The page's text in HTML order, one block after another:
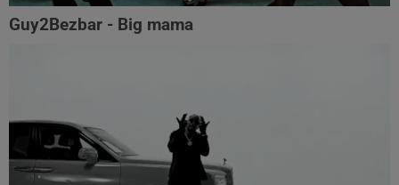
Guy2Bezbar - Big mama